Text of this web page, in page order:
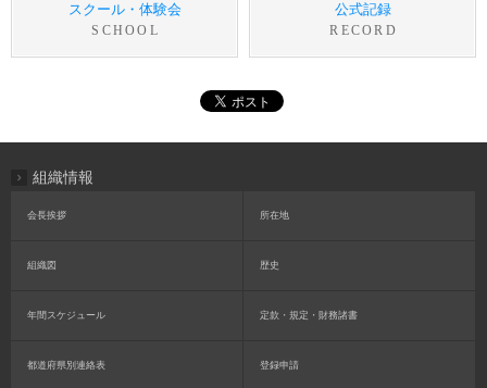
スクール・体験会
SCHOOL
公式記録
RECORD
組織情報
会長挨拶 所在地
組織図 歴史
年間スケジュール 定款・規定・財務諸書
都道府県別連絡表 登録申請